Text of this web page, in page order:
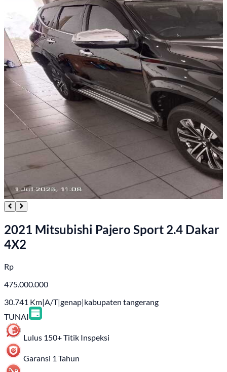
2021 Mitsubishi Pajero Sport 2.4 Dakar
4X2
Rp
475.000.000
30.741 Km|A/T|genap|kabupaten tangerang
TUNAI
Lulus 150+ Titik Inspeksi
Garansi 1 Tahun